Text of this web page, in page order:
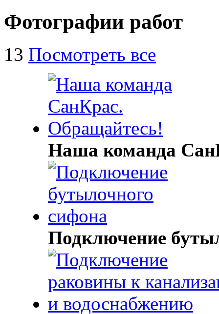
Фотографии работ
13 Посмотреть все
Наша команда
Подключение